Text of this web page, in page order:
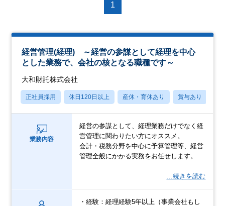
1
経営管理(経理) ～経営の参謀として経理を中心
とした業務で、会社の核となる職種です～
大和財託株式会社
正社員採用 休日120日以上 産休・育休あり 賞与あり
業務内容
経営の参謀として、経理業務だけでなく経
営管理に関わりたい方にオススメ。
会計・税務分野を中心に予算管理等、経営
管理全般にかかる実務をお任せします。
…続きを読む
・経験：経理経験5年以上（事業会社もし